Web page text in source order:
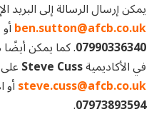
يمكن إرسال الرسالة إلى البريد
ben.sutton@afcb.co.uk
07990336340. كما يمكن
في الأكاديميةSteve Cuss
steve.cuss@afcb.co.uk
07973893594
.